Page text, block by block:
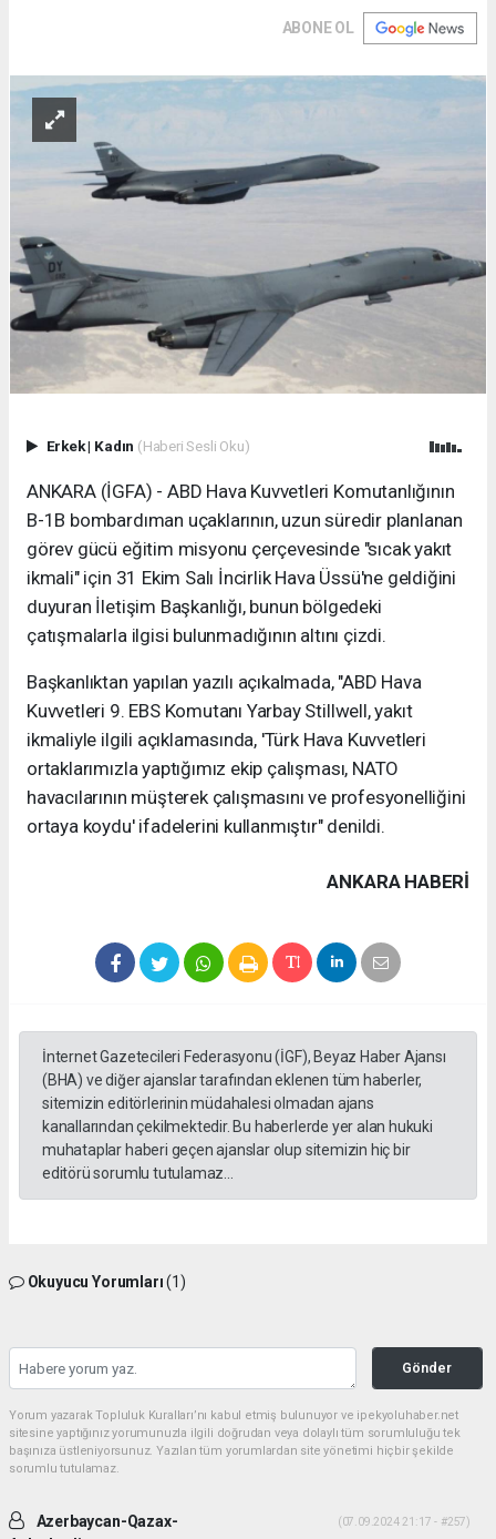
ABONE OL
Erkek| Kadın (Haberi Sesli Oku)
ANKARA (İGFA) - ABD Hava Kuvvetleri Komutanlığının
B-1B bombardıman uçaklarının, uzun süredir planlanan
görev gücü eğitim misyonu çerçevesinde "sıcak yakıt
ikmali" için 31 Ekim Salı İncirlik Hava Üssü'ne geldiğini
duyuran İletişim Başkanlığı, bunun bölgedeki
çatışmalarla ilgisi bulunmadığının altını çizdi.
Başkanlıktan yapılan yazılı açıkalmada, "ABD Hava
Kuvvetleri 9. EBS Komutanı Yarbay Stillwell, yakıt
ikmaliyle ilgili açıklamasında, 'Türk Hava Kuvvetleri
ortaklarımızla yaptığımız ekip çalışması, NATO
havacılarının müşterek çalışmasını ve profesyonelliğini
ortaya koydu' ifadelerini kullanmıştır" denildi.
ANKARA HABERİ
İnternet Gazetecileri Federasyonu (İGF), Beyaz Haber Ajansı
(BHA) ve diğer ajanslar tarafından eklenen tüm haberler,
sitemizin editörlerinin müdahalesi olmadan ajans
kanallarından çekilmektedir. Bu haberlerde yer alan hukuki
muhataplar haberi geçen ajanslar olup sitemizin hiç bir
editörü sorumlu tutulamaz...
Okuyucu Yorumları(1)
Gönder
Yorum yazarak Topluluk Kuralları’nı kabul etmiş bulunuyor ve ipekyoluhaber.net
sitesine yaptığınız yorumunuzla ilgili doğrudan veya dolaylı tüm sorumluluğu tek
başınıza üstleniyorsunuz. Yazılan tüm yorumlardan site yönetimi hiçbir şekilde
sorumlu tutulamaz.
Azerbaycan-Qazax-
(07.09.2024 21:17 - #257)